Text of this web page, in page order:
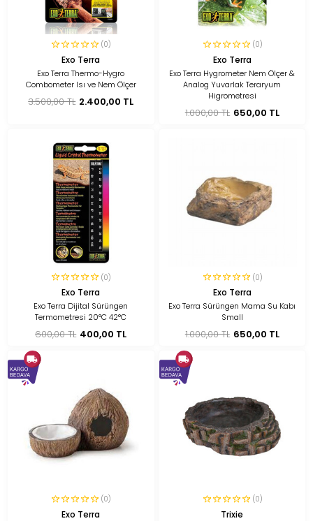
(0)
Exo Terra
Exo Terra Thermo-Hygro
Combometer Isı ve Nem Ölçer
3.500,00 TL 2.400,00 TL
(0)
Exo Terra
Exo Terra Hygrometer Nem Ölçer &
Analog Yuvarlak Teraryum
Higrometresi
1.000,00 TL 650,00 TL
(0)
Exo Terra
Exo Terra Dijital Sürüngen
Termometresi 20°C 42°C
600,00 TL 400,00 TL
(0)
Exo Terra
Exo Terra Sürüngen Mama Su Kabı
Small
1.000,00 TL 650,00 TL
(0)
Exo Terra
(0)
Trixie